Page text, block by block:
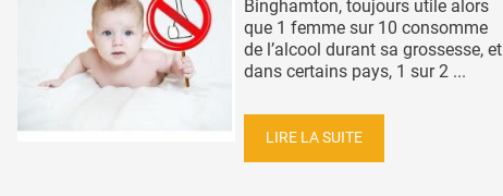
Binghamton, toujours utile alors
que 1 femme sur 10 consomme
de l’alcool durant sa grossesse, et
dans certains pays, 1 sur 2 ...
LIRE LA SUITE